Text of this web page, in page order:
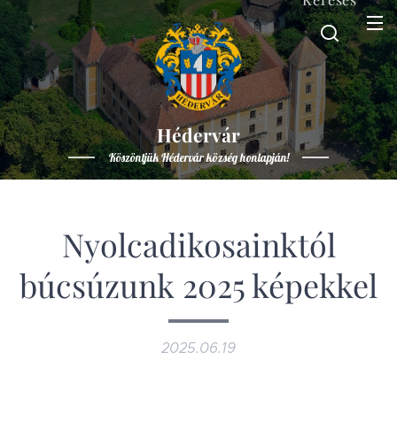
Hédervár
Köszöntjük Hédervár község honlapján!
Nyolcadikosainktól
búcsúzunk 2025 képekkel
2025.06.19